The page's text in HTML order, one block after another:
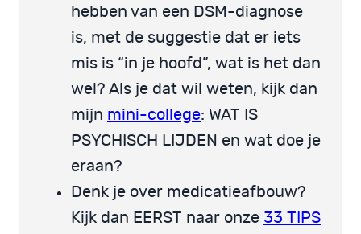
hebben van een DSM-diagnose
is, met de suggestie dat er iets
mis is “in je hoofd”, wat is het dan
wel? Als je dat wil weten, kijk dan
mijn mini-college: WAT IS
PSYCHISCH LIJDEN en wat doe je
eraan?
Denk je over medicatieafbouw?
Kijk dan EERST naar onze 33 TIPS